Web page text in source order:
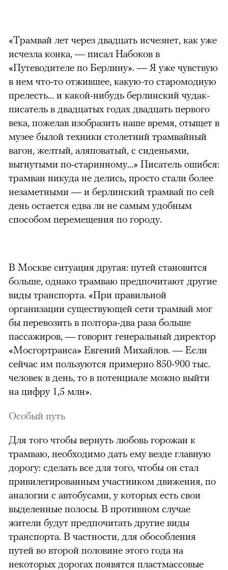
«Трамвай лет через двадцать исчезнет, как уже
исчезла конка, — писал Набоков в
«Путеводителе по Берлину». — Я уже чувствую
в нем что-то отжившее, какую-то старомодную
прелесть... и какой-нибудь берлинский чудак-
писатель в двадцатых годах двадцать первого
века, пожелав изобразить наше время, отыщет в
музее былой техники столетний трамвайный
вагон, желтый, аляповатый, с сиденьями,
выгнутыми по-старинному...» Писатель ошибся:
трамваи никуда не делись, просто стали более
незаметными — и берлинский трамвай по сей
день остается едва ли не самым удобным
способом перемещения по городу.
В Москве ситуация другая: путей становится
больше, однако трамваю предпочитают другие
виды транспорта. «При правильной
организации существующей сети трамвай мог
бы перевозить в полтора-два раза больше
пассажиров, — говорит генеральный директор
«Мосгортранса» Евгений Михайлов. — Если
сейчас им пользуются примерно 850-900 тыс.
человек в день, то в потенциале можно выйти
на цифру 1,5 млн».
00:00 /00:00
Особый путь
Для того чтобы вернуть любовь горожан к
трамваю, необходимо дать ему везде главную
дорогу: сделать все для того, чтобы он стал
привилегированным участником движения, по
аналогии с автобусами, у которых есть свои
выделенные полосы. В противном случае
жители будут предпочитать другие виды
транспорта. В частности, для обособления
путей во второй половине этого года на
некоторых дорогах появятся пластмассовые